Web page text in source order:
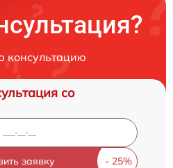
консультацию
со
заявку